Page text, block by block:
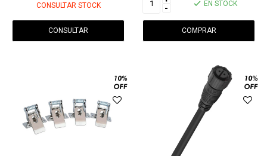
CONSULTAR STOCK
CONSULTAR
- EN STOCK